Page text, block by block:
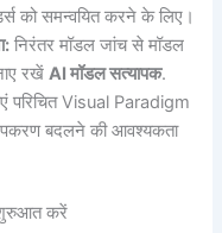
को समन्वयित करने के लिए।
निरंतर मॉडल जांच से मॉडल
रखें AI मॉडल सत्यापक.
परिचित Visual Paradigm
बदलने की आवश्यकता
शुरुआत करें